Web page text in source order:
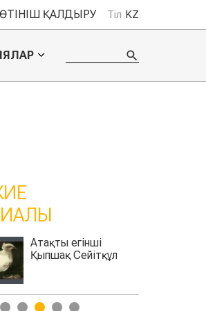
ӨТІНІШ ҚАЛДЫРУ Тіл KZ
Тың академигі –
Терентий Мальцев
1 2 3 4 5